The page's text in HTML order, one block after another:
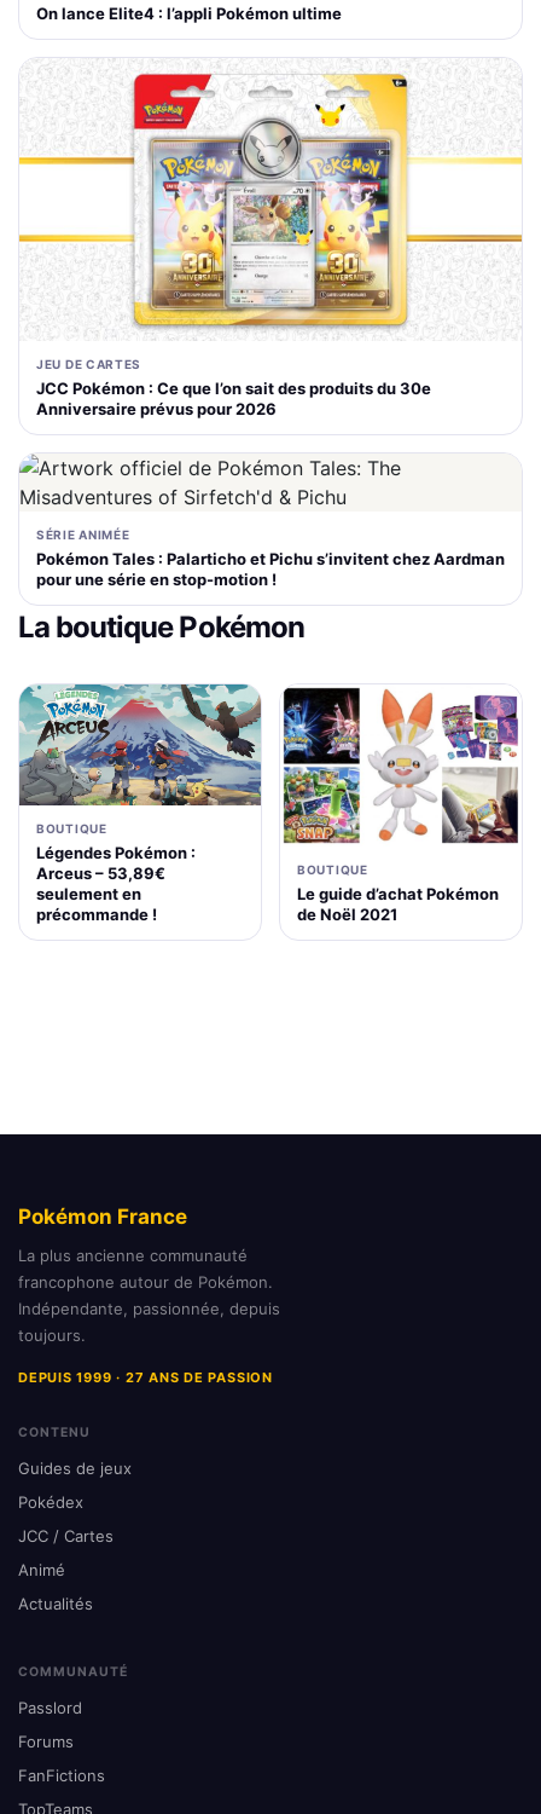
On lance Elite4 : l’appli Pokémon ultime
JEU DE CARTES
JCC Pokémon : Ce que l’on sait des produits du 30e
Anniversaire prévus pour 2026
SÉRIE ANIMÉE
Pokémon Tales : Palarticho et Pichu s’invitent chez Aardman
pour une série en stop-motion !
La boutique Pokémon
BOUTIQUE
Légendes Pokémon :
Arceus – 53,89€
seulement en
précommande !
BOUTIQUE
Le guide d’achat Pokémon
de Noël 2021
Pokémon France
La plus ancienne communauté
francophone autour de Pokémon.
Indépendante, passionnée, depuis
toujours.
DEPUIS 1999 · 27 ANS DE PASSION
CONTENU
Guides de jeux
Pokédex
JCC / Cartes
Animé
Actualités
COMMUNAUTÉ
Passlord
Forums
FanFictions
TopTeams